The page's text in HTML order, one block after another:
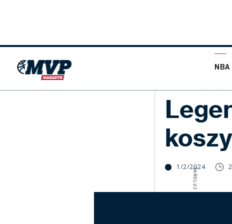
NBA
1/2/2024
SKROLUJ W DÓŁ